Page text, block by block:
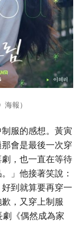
海報）
服的感想。黃寅
會是最後一次穿
，也一直在等待
」他接著笑說：
好到就算要再穿一
，又穿上制服
劇《偶然成為家